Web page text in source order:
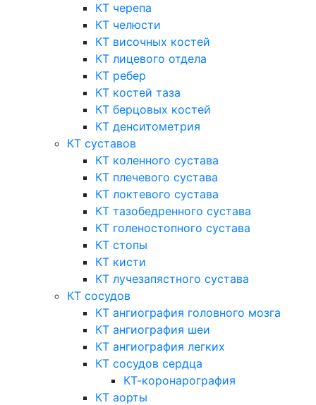
КТ черепа
КТ челюсти
КТ височных костей
КТ лицевого отдела
КТ ребер
КТ костей таза
КТ берцовых костей
КТ денситометрия
КТ суставов
КТ коленного сустава
КТ плечевого сустава
КТ локтевого сустава
КТ тазобедренного сустава
КТ голеностопного сустава
КТ стопы
КТ кисти
КТ лучезапястного сустава
КТ сосудов
КТ ангиография головного мозга
КТ ангиография шеи
КТ ангиография легких
КТ сосудов сердца
КТ-коронарография
КТ аорты